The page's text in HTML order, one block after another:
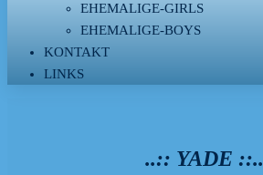
EHEMALIGE-GIRLS
EHEMALIGE-BOYS
KONTAKT
LINKS
..:: YADE ::..